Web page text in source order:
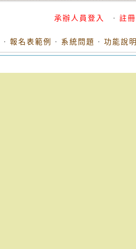
承辦人員登入 · 註冊
· 報名表範例 · 系統問題 · 功能說明